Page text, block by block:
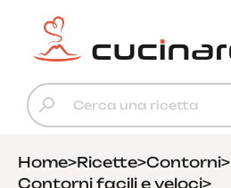
Home>Ricette>Contorni>
Contorni facili e veloci>